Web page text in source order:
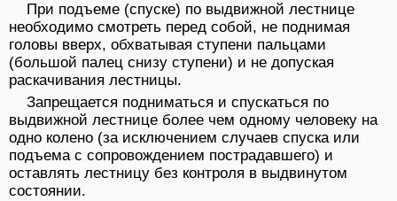
При подъеме (спуске) по выдвижной лестнице
необходимо смотреть перед собой, не поднимая
головы вверх, обхватывая ступени пальцами
(большой палец снизу ступени) и не допуская
раскачивания лестницы.
Запрещается подниматься и спускаться по
выдвижной лестнице более чем одному человеку на
одно колено (за исключением случаев спуска или
подъема с сопровождением пострадавшего) и
оставлять лестницу без контроля в выдвинутом
состоянии.